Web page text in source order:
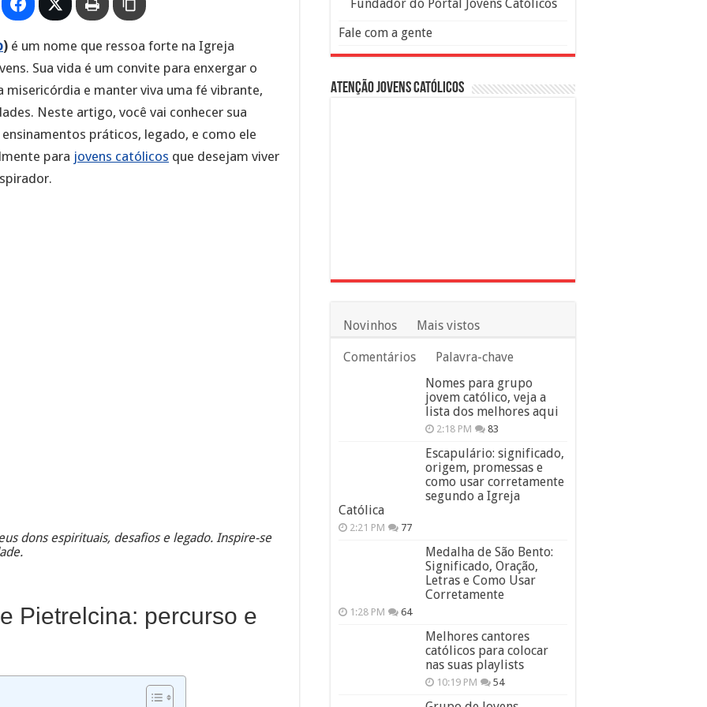
) é um nome que ressoa forte na Igreja
Sua vida é um convite para enxergar o
e manter viva uma fé vibrante,
Neste artigo, você vai conhecer sua
práticos, legado, e como ele
para jovens católicos que desejam viver
dons espirituais, desafios e legado. Inspire-se
Pietrelcina: percurso e
Fundador do Portal Jovens Católicos
Fale com a gente
Atenção Jovens Católicos
Novinhos Mais vistos
Comentários
Palavra-chave
Nomes para grupo
jovem católico, veja a
lista dos melhores aqui
2:18 PM 83
Escapulário: significado,
origem, promessas e
como usar corretamente
segundo a Igreja
Católica
2:21 PM 77
Medalha de São Bento:
Significado, Oração,
Letras e Como Usar
Corretamente
1:28 PM 64
Melhores cantores
católicos para colocar
nas suas playlists
10:19 PM 54